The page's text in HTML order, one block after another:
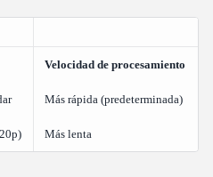
Velocidad de procesamiento
Más rápida (predeterminada)
Más lenta